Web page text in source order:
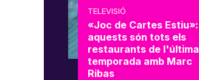
TELEVISIÓ
«Joc de Cartes Estiu»:
aquests són tots els
restaurants de l'última
temporada amb Marc
Ribas